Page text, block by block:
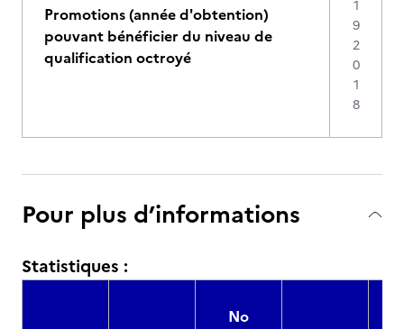
Promotions (année d'obtention)
pouvant bénéficier du niveau de
qualification octroyé
1
9
2
0
1
8
Pour plus d’informations
Statistiques :
No